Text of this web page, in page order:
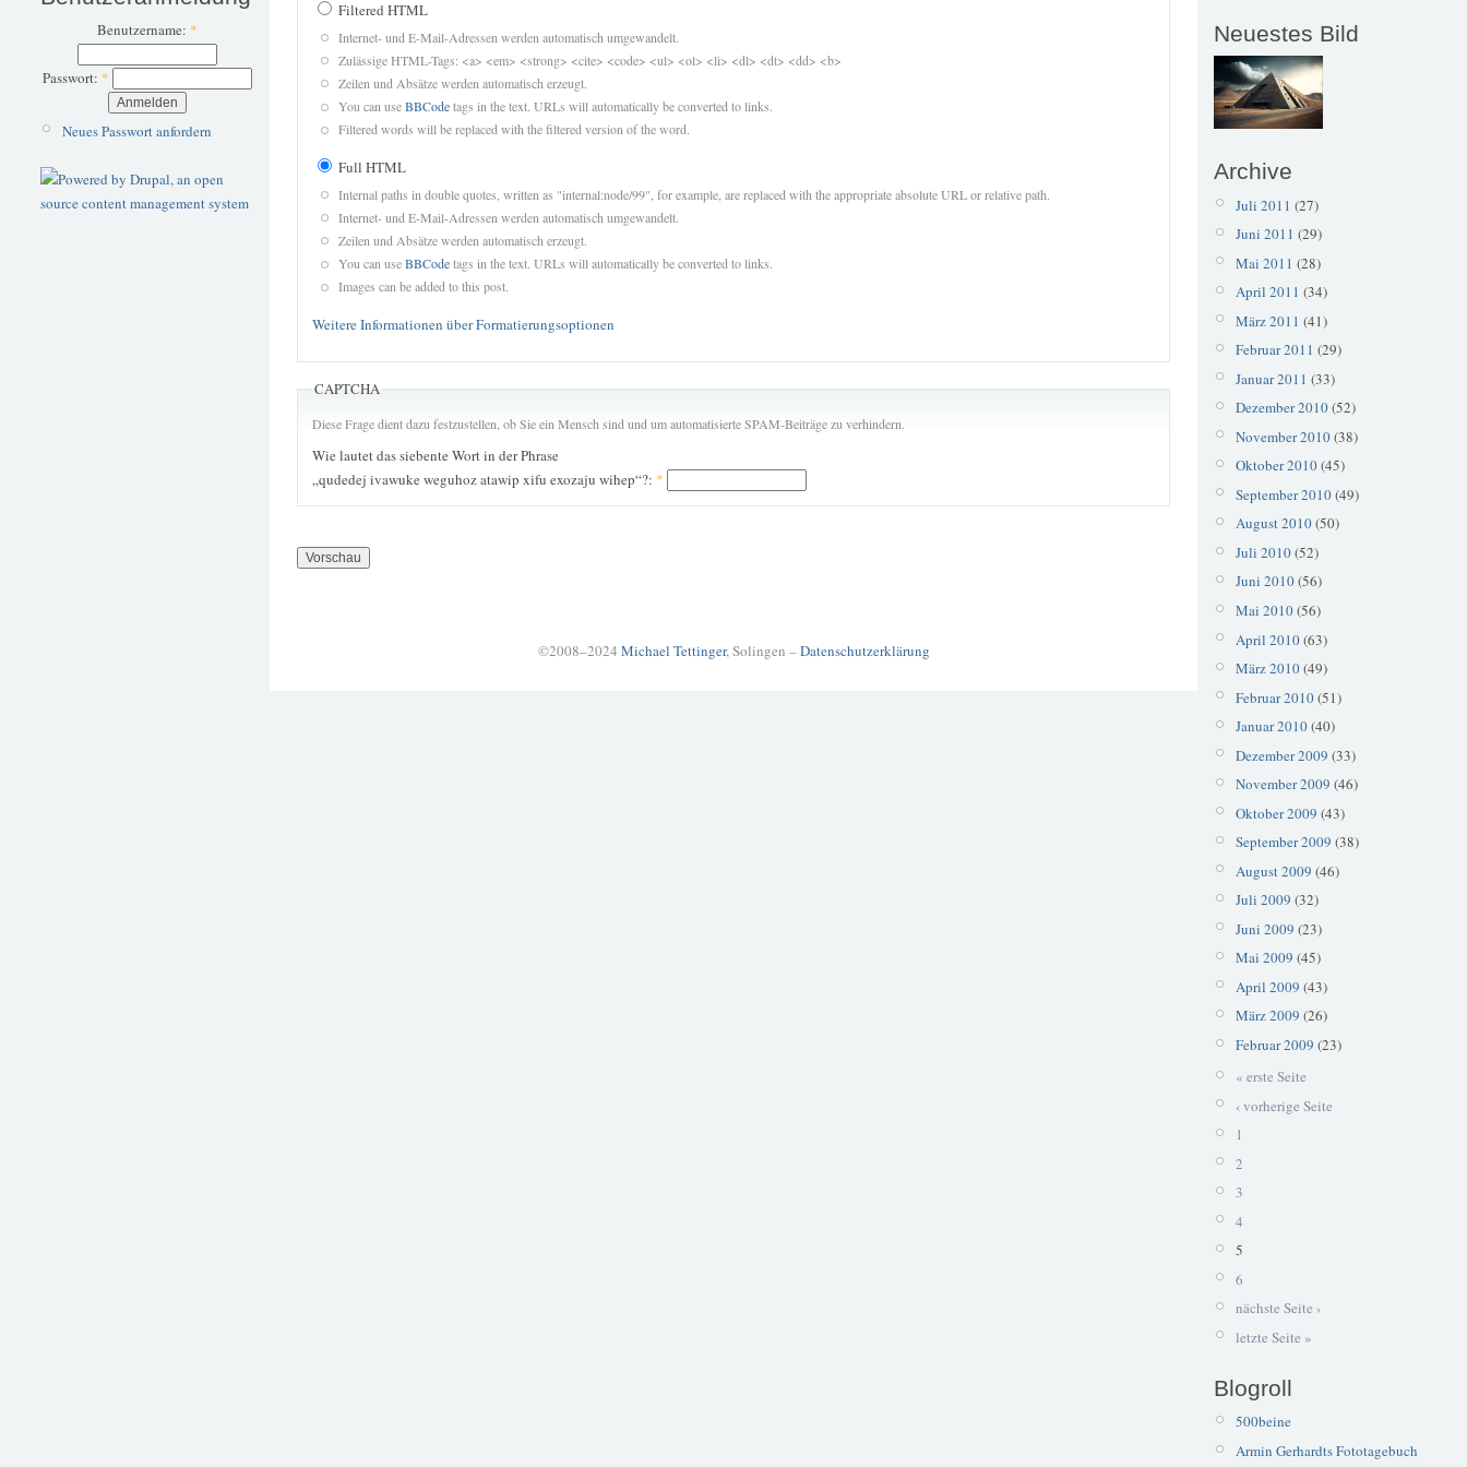
Benutzername: *
Passwort: *
Neues Passwort anfordern
Filtered HTML
Internet- und E-Mail-Adressen werden automatisch umgewandelt.
Zulässige HTML-Tags: <a> <em> <strong> <cite> <code> <ul> <ol> <li> <dl> <dt> <dd> <b>
Zeilen und Absätze werden automatisch erzeugt.
You can useBBCodetags in the text. URLs will automatically be converted to links.
Filtered words will be replaced with the filtered version of the word.
Full HTML
Internal paths in double quotes, written as "internal:node/99", for example, are replaced with the appropriate absolute URL or relative path.
Internet- und E-Mail-Adressen werden automatisch umgewandelt.
Zeilen und Absätze werden automatisch erzeugt.
You can useBBCodetags in the text. URLs will automatically be converted to links.
Images can be added to this post.
Weitere Informationen über Formatierungsoptionen
CAPTCHA
Diese Frage dient dazu festzustellen, ob Sie ein Mensch sind und um automatisierte SPAM-Beiträge zu verhindern.
Wie lautet das siebente Wort in der Phrase
„qudedej ivawuke weguhoz atawip xifu exozaju wihep“?: *
©2008–2024 Michael Tettinger, Solingen –Datenschutzerklärung
Neuestes Bild
Archive
Juli 2011 (27)
Juni 2011 (29)
Mai 2011 (28)
April 2011 (34)
März 2011 (41)
Februar 2011 (29)
Januar 2011 (33)
Dezember 2010(52)
November 2010(38)
Oktober 2010(45)
September 2010(49)
August 2010(50)
Juli 2010(52)
Juni 2010(56)
Mai 2010(56)
April 2010(63)
März 2010(49)
Februar 2010(51)
Januar 2010(40)
Dezember 2009 (33)
November 2009 (46)
Oktober 2009 (43)
September 2009 (38)
August 2009 (46)
Juli 2009 (32)
Juni 2009 (23)
Mai 2009 (45)
April 2009 (43)
März 2009 (26)
Februar 2009 (23)
« erste Seite
‹ vorherige Seite
1
2
3
4
5
6
nächste Seite ›
letzte Seite »
Blogroll
500beine
Armin Gerhardts Fototagebuch